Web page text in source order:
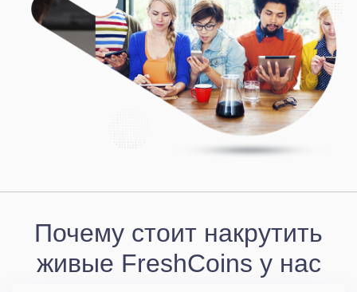
Почему стоит накрутить
живые FreshCoins у нас